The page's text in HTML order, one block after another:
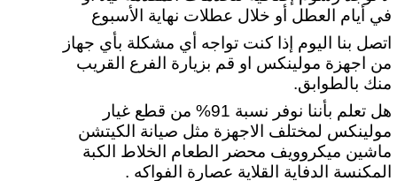
في أيام العطل أو خلال عطلات نهاية الأسبوع
اتصل بنا اليوم إذا كنت تواجه أي مشكلة بأي جهاز
من اجهزة مولينكس او قم بزيارة الفرع القريب
منك بالطوابق.
هل تعلم بأننا نوفر نسبة 91% من قطع غيار
مولينكس لمختلف الاجهزة مثل صيانة الكيتشن
ماشين ميكروويف محضر الطعام الخلاط الكبة
المكنسة الدفاية القلاية عصارة الفواكه .